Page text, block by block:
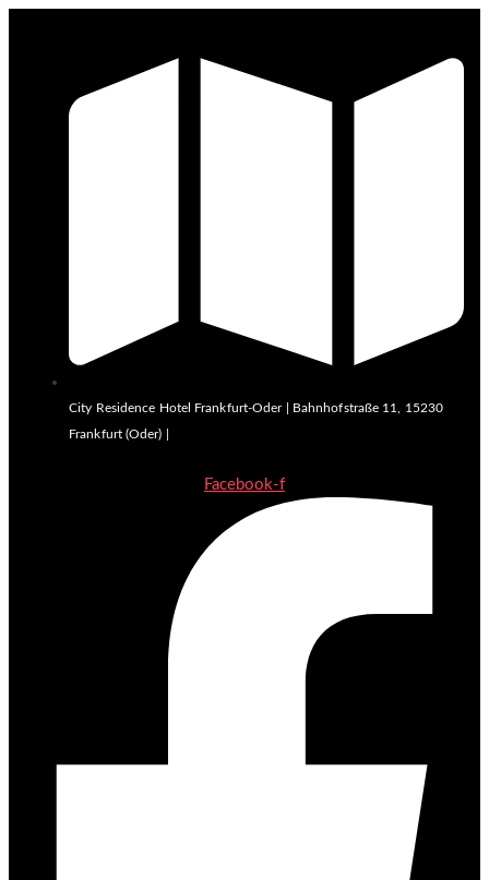
City Residence Hotel Frankfurt-Oder | Bahnhofstraße 11, 15230
Frankfurt (Oder) |
Facebook-f